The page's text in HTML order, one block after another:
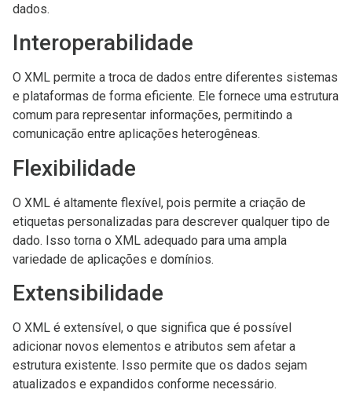
dados.
Interoperabilidade
O XML permite a troca de dados entre diferentes sistemas
e plataformas de forma eficiente. Ele fornece uma estrutura
comum para representar informações, permitindo a
comunicação entre aplicações heterogêneas.
Flexibilidade
O XML é altamente flexível, pois permite a criação de
etiquetas personalizadas para descrever qualquer tipo de
dado. Isso torna o XML adequado para uma ampla
variedade de aplicações e domínios.
Extensibilidade
O XML é extensível, o que significa que é possível
adicionar novos elementos e atributos sem afetar a
estrutura existente. Isso permite que os dados sejam
atualizados e expandidos conforme necessário.